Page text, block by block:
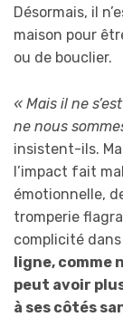
Désormais, il
maison pour
ou de bouclier.
« Mais il ne
ne nous
insistent-ils.
l’impact fait
émotionnelle,
tromperie
complicité
ligne, comme
peut avoir
à ses côtés